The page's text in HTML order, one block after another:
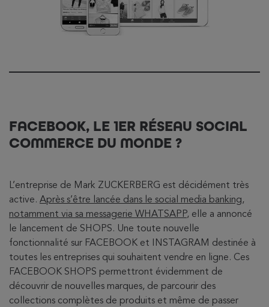
FACEBOOK, LE 1ER RÉSEAU SOCIAL
COMMERCE DU MONDE ?
L’entreprise de Mark ZUCKERBERG est décidément très
active. Après s’être lancée dans le social media banking,
notamment via sa messagerie WHATSAPP, elle a annoncé
le lancement de SHOPS. Une toute nouvelle
fonctionnalité sur FACEBOOK et INSTAGRAM destinée à
toutes les entreprises qui souhaitent vendre en ligne. Ces
FACEBOOK SHOPS permettront évidemment de
découvrir de nouvelles marques, de parcourir des
collections complètes de produits et même de passer